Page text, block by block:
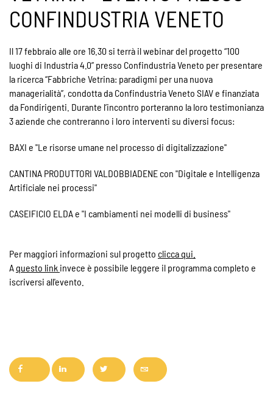
CONFINDUSTRIA VENETO
Il 17 febbraio alle ore 16.30 si terrà il webinar del progetto “100
luoghi di Industria 4.0” presso Confindustria Veneto per presentare
la ricerca “Fabbriche Vetrina: paradigmi per una nuova
managerialità”, condotta da Confindustria Veneto SIAV e finanziata
da Fondirigenti. Durante l’incontro porteranno la loro testimonianza
3 aziende che contreranno i loro interventi su diversi focus:
BAXI e "Le risorse umane nel processo di digitalizzazione"
CANTINA PRODUTTORI VALDOBBIADENE con "Digitale e Intelligenza
Artificiale nei processi"
CASEIFICIO ELDA e "I cambiamenti nei modelli di business"
Per maggiori informazioni sul progetto clicca qui.
Aquesto link invece è possibile leggere il programma completo e
iscriversi all'evento.